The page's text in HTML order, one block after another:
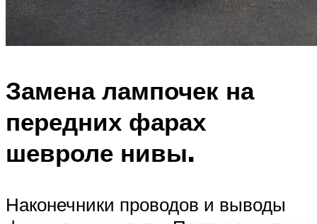
Замена лампочек на
передних фарах
шевроле нивы.
Наконечники проводов и выводы